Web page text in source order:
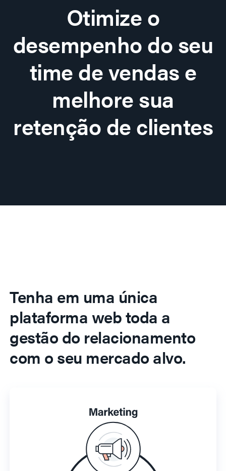
Otimize o
desempenho do seu
time de vendas e
melhore sua
retenção de clientes
Tenha em uma única
plataforma web toda a
gestão do relacionamento
com o seu mercado alvo.